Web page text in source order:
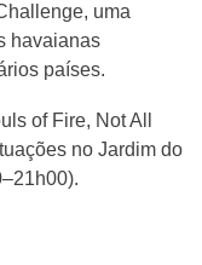
uma
havaianas
países.
of Fire, Not All
no Jardim do